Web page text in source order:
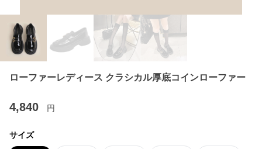
ローファーレディース クラシカル厚底コインローファー
4,840 円
サイズ